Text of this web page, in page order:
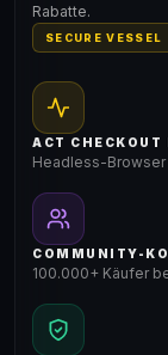
Rabatte.
SECURE VESSEL
ACT CHECKOUT
Headless-
COMMUNITY-
100.000+ Käufer